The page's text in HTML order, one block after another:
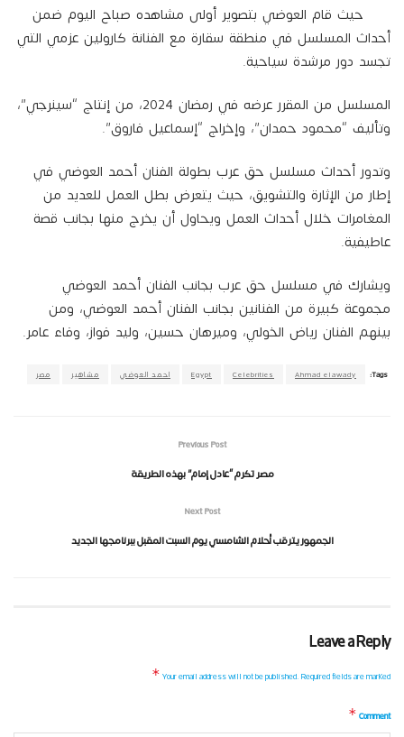
حيث قام العوضي بتصوير أولى مشاهده صباح اليوم ضمن
أحداث المسلسل في منطقة سقارة مع الفنانة كارولين عزمي التي
تجسد دور مرشدة سياحية.
المسلسل من المقرر عرضه في رمضان 2024، من إنتاج “سينرجي”،
وتأليف “محمود حمدان”، وإخراج “إسماعيل فاروق”.
وتدور أحداث مسلسل حق عرب بطولة الفنان أحمد العوضي في
إطار من الإثارة والتشويق، حيث يتعرض بطل العمل للعديد من
المغامرات خلال أحداث العمل ويحاول أن يخرج منها بجانب قصة
عاطيفية.
ويشارك في مسلسل حق عرب بجانب الفنان أحمد العوضي
مجموعة كبيرة من الفنانين بجانب الفنان أحمد العوضي، ومن
بينهم الفنان رياض الخولي، وميرهان حسين، وليد فواز، وفاء عامر.
Tags:
Ahmad elawady
Celebrities
Egypt احمد العوضي مشاهير مصر
Previous Post
مصر تكرم “عادل إمام” بهذه الطريقة
Next Post
الجمهور يترقب أحلام الشامسي يوم السبت المقبل ببرنامجها الجديد
Leave a Reply
Your email address will not be published.Required fields are marked
*
Comment
*